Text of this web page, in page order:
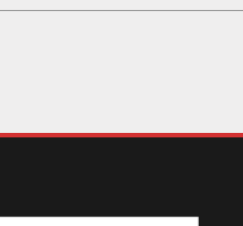
à l’infirmerie